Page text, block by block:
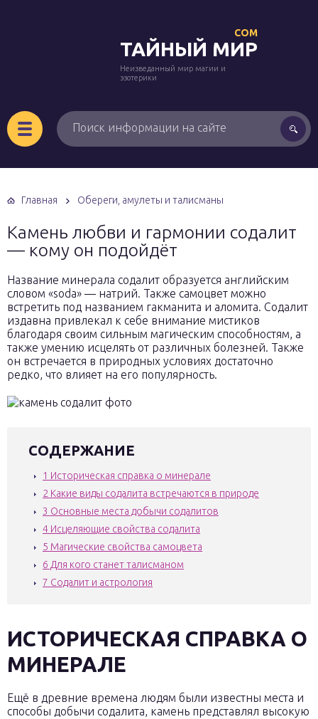
ТАЙНЫЙ МИР
COM
Неизведанный мир магии и
эзотерики
Главная Обереги, амулеты и талисманы
Камень любви и гармонии содалит
— кому он подойдёт
Название минерала содалит образуется английским
словом «soda» — натрий. Также самоцвет можно
встретить под названием гакманита и аломита. Содалит
издавна привлекал к себе внимание мистиков
благодаря своим сильным магическим способностям, а
также умению исцелять от различных болезней. Также
он встречается в природных условиях достаточно
редко, что влияет на его популярность.
СОДЕРЖАНИЕ
1 Историческая справка о минерале
2 Какие виды содалита встречаются в природе
3 Основные места добычи содалитов
4 Исцеляющие свойства содалита
5 Магические свойства самоцвета
6 Для кого станет талисманом
7 Содалит и астрология
ИСТОРИЧЕСКАЯ СПРАВКА О
МИНЕРАЛЕ
Ещё в древние времена людям были известны места и
способы добычи содалита, камень представлял высокую